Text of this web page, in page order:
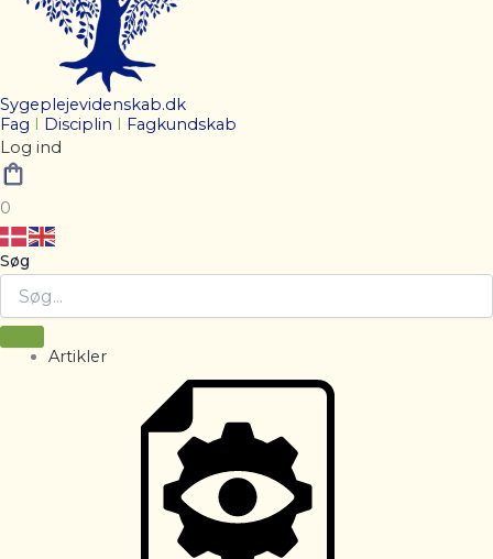
Sygeplejevidenskab.dk
Fag
Disciplin
Fagkundskab
Log ind
0
Søg
Artikler